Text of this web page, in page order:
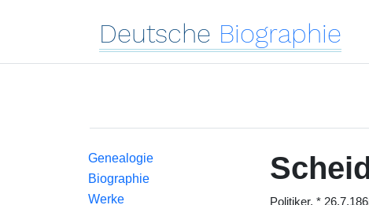
Deutsche Biographie
Genealogie
Biographie
Werke
Politiker, *